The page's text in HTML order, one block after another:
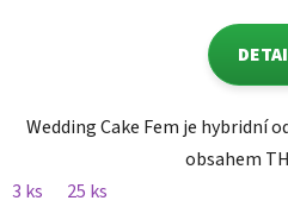
Wedding Cake Fem je hybridní
obsahem
3 ks
25 ks